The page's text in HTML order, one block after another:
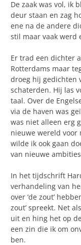
De zaak was vol, ik
deur staan en zag
ene na de andere
stil maar vaak werd
Er trad een dichter
Rotterdams maar
droeg hij gedichten
schaterden. Hij las
taal. Over de
via de haven was
was niet alleen erg
nieuwe wereld voor
wilde ik ook gaan
van nieuwe
In het tijdschrift
verhandeling van
over ‘de zout’
zout’ spreekt. Net
uit en hing het op
een zin die ik om
ben.